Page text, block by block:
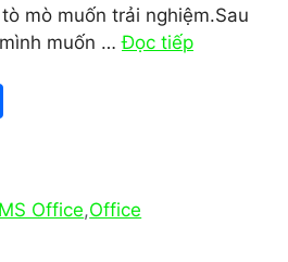
mò muốn trải nghiệm.Sau
muốn …Đọc tiếp
e
MS Office,Office